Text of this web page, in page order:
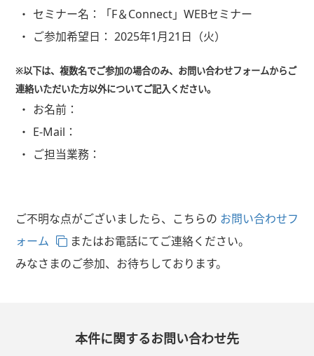
セミナー名：「F＆Connect」WEBセミナー
ご参加希望日： 2025年1月21日（火）
※以下は、複数名でご参加の場合のみ、お問い合わせフォームからご
連絡いただいた方以外についてご記入ください。
お名前：
E-Mail：
ご担当業務：
ご不明な点がございましたら、こちらの お問い合わせフ
ォーム
またはお電話にてご連絡ください。
みなさまのご参加、お待ちしております。
本件に関するお問い合わせ先